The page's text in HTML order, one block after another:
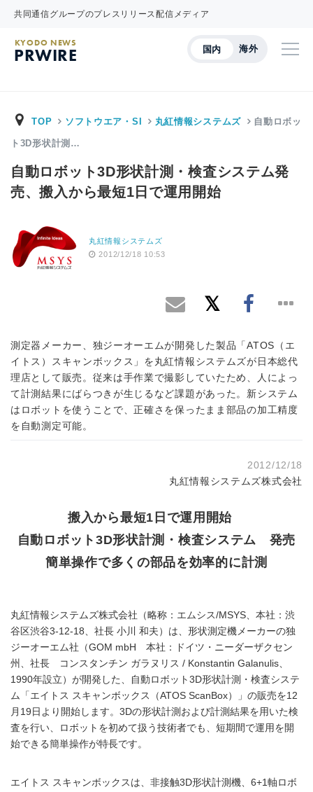
共同通信グループのプレスリリース配信メディア
国内 海外
KYODO NEWS
PRWIRE
TOP ソフトウエア・SI 丸紅情報システムズ 自動ロボッ
ト3D形状計測…
自動ロボット3D形状計測・検査システム発
売、搬入から最短1日で運用開始
丸紅情報システムズ
2012/12/18 10:53
測定器メーカー、独ジーオーエムが開発した製品「ATOS（エ
イトス）スキャンボックス」を丸紅情報システムズが日本総代
理店として販売。従来は手作業で撮影していたため、人によっ
て計測結果にばらつきが生じるなど課題があった。新システム
はロボットを使うことで、正確さを保ったまま部品の加工精度
を自動測定可能。
2012/12/18
丸紅情報システムズ株式会社
搬入から最短1日で運用開始
自動ロボット3D形状計測・検査システム 発売
簡単操作で多くの部品を効率的に計測
丸紅情報システムズ株式会社（略称：エムシス/MSYS、本社：渋
谷区渋谷3-12-18、社長 小川 和夫）は、形状測定機メーカーの独
ジーオーエム社（GOM mbH 本社：ドイツ・ニーダーザクセン
州、社長 コンスタンチン ガラヌリス / Konstantin Galanulis、
1990年設立）が開発した、自動ロボット3D形状計測・検査システ
ム「エイトス スキャンボックス（ATOS ScanBox）」の販売を12
月19日より開始します。3Dの形状計測および計測結果を用いた検
査を行い、ロボットを初めて扱う技術者でも、短期間で運用を開
始できる簡単操作が特長です。
エイトス スキャンボックスは、非接触3D形状計測機、6+1軸ロボ